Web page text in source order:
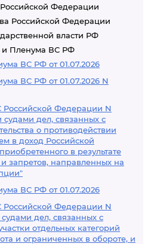
Федерации
Российской Федерации
власти РФ
и Пленума ВС РФ
ВС РФ от 01.07.2026
ВС РФ от 01.07.2026 N
Российской Федерации N
судами дел, связанных с
о противодействии
в доход Российской
в результате
запретов, направленных на
ВС РФ от 01.07.2026
Российской Федерации N
дел, связанных с
отдельных категорий
и ограниченных в обороте, и